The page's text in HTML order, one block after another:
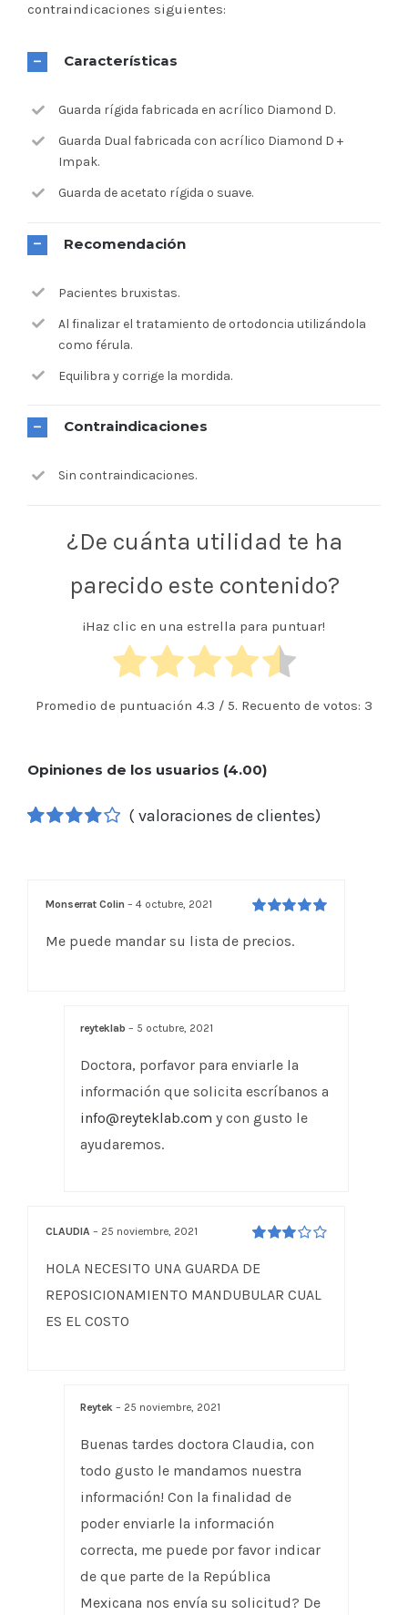
contraindicaciones siguientes:
Características
Guarda rígida fabricada en acrílico Diamond D.
Guarda Dual fabricada con acrílico Diamond D +
Impak.
Guarda de acetato rígida o suave.
Recomendación
Pacientes bruxistas.
Al finalizar el tratamiento de ortodoncia utilizándola
como férula.
Equilibra y corrige la mordida.
Contraindicaciones
Sin contraindicaciones.
¿De cuánta utilidad te ha
parecido este contenido?
¡Haz clic en una estrella para puntuar!
Promedio de puntuación 4.3 / 5. Recuento de votos: 3
Opiniones de los usuarios (4.00)
clientes
( valoraciones de clientes)
de 5
Monserrat Colin– 4 octubre, 2021
Me puede mandar su lista de precios.
reyteklab– 5 octubre, 2021
Doctora, porfavor para enviarle la
información que solicita escríbanos a
info@reyteklab.com y con gusto le
ayudaremos.
en
CLAUDIA– 25 noviembre, 2021
HOLA NECESITO UNA GUARDA DE
REPOSICIONAMIENTO MANDUBULAR CUAL
ES EL COSTO
Reytek– 25 noviembre, 2021
Buenas tardes doctora Claudia, con
todo gusto le mandamos nuestra
información! Con la finalidad de
poder enviarle la información
correcta, me puede por favor indicar
de que parte de la República
Mexicana nos envía su solicitud? De